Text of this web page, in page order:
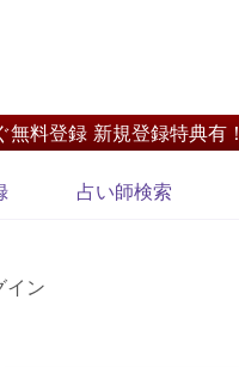
無料登録 新規登録特典有！
占い師検索
イン